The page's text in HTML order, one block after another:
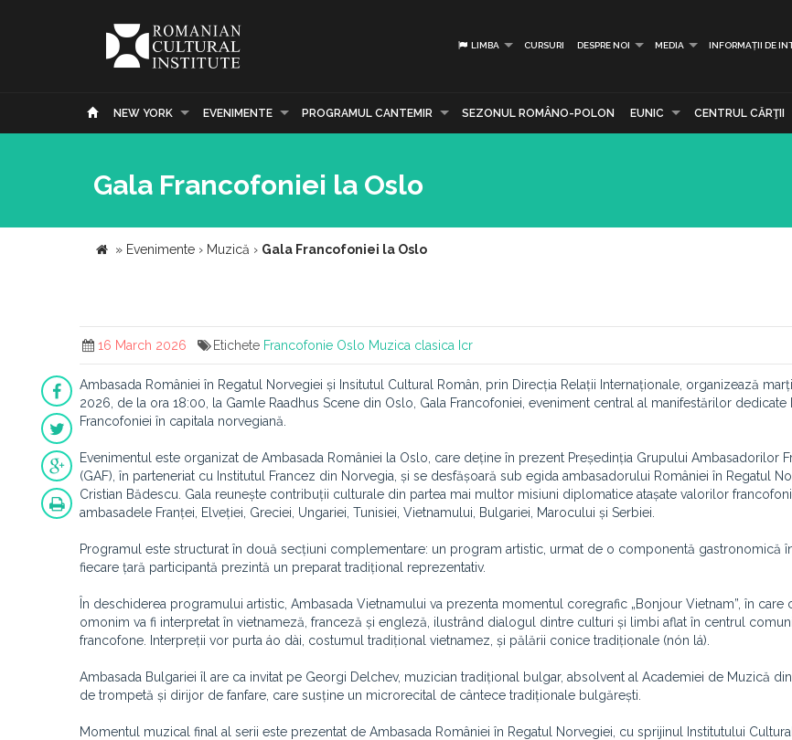
LIMBA CURSURI DESPRE NOI MEDIA INFORMAȚII DE
NEW YORK EVENIMENTE PROGRAMUL CANTEMIR SEZONUL ROMÂNO-POLON EUNIC CENTRUL CĂRŢII
Gala Francofoniei la Oslo
» Evenimente › Muzică › Gala Francofoniei la Oslo
16 March 2026 Etichete Francofonie Oslo Muzica clasica Icr
Ambasada României în Regatul Norvegiei și Insitutul Cultural Român, prin Direcția Relații Internaționale, organizează
2026, de la ora 18:00, la Gamle Raadhus Scene din Oslo, Gala Francofoniei, eveniment central al manifestărilor dedicate
Francofoniei în capitala norvegiană.
Evenimentul este organizat de Ambasada României la Oslo, care deține în prezent Președinția Grupului Ambasadorilor
(GAF), în parteneriat cu Institutul Francez din Norvegia, și se desfășoară sub egida ambasadorului României în Regatul
Cristian Bădescu. Gala reunește contribuții culturale din partea mai multor misiuni diplomatice atașate valorilor
ambasadele Franței, Elveției, Greciei, Ungariei, Tunisiei, Vietnamului, Bulgariei, Marocului și Serbiei.
Programul este structurat în două secțiuni complementare: un program artistic, urmat de o componentă gastronomică
fiecare țară participantă prezintă un preparat tradițional reprezentativ.
În deschiderea programului artistic, Ambasada Vietnamului va prezenta momentul coregrafic „Bonjour Vietnam”, în care
omonim va fi interpretat în vietnameză, franceză și engleză, ilustrând dialogul dintre culturi și limbi aflat în centrul
francofone. Interpreții vor purta áo dài, costumul tradițional vietnamez, și pălării conice tradiționale (nón lá).
Ambasada Bulgariei îl are ca invitat pe Georgi Delchev, muzician tradițional bulgar, absolvent al Academiei de Muzică
de trompetă și dirijor de fanfare, care susține un microrecital de cântece tradiționale bulgărești.
Momentul muzical final al serii este prezentat de Ambasada României în Regatul Norvegiei, cu sprijinul Institutului